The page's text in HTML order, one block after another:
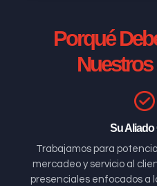
Porqué
Su Aliado
Trabajamos para
mercadeo y servicio al
presenciales enfocados a